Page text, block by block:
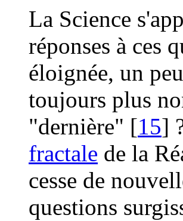
La Science
réponses à ces
éloignée, un
toujours plus
"dernière" [15]
fractale de la
cesse de
questions